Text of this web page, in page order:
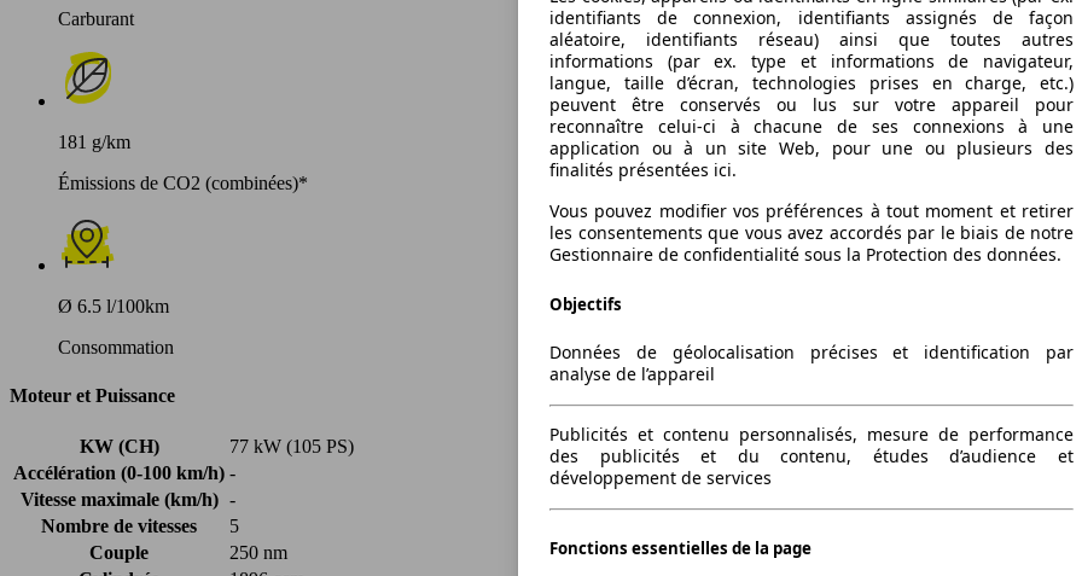
Carburant
181 g/km
Émissions de CO2 (combinées)*
Ø 6.5 l/100km
Consommation
Moteur et Puissance
KW (CH)
77 kW (105 PS)
Accélération (0-100 km/h) -
Vitesse maximale (km/h) -
Nombre de vitesses
5
Couple
250 nm
identifiants de connexion, identifiants assignés de façon
aléatoire, identifiants réseau) ainsi que toutes autres
informations (par ex. type et informations de navigateur,
langue, taille d’écran, technologies prises en charge, etc.)
peuvent être conservés ou lus sur votre appareil pour
reconnaître celui-ci à chacune de ses connexions à une
application ou à un site Web, pour une ou plusieurs des
finalités présentées ici.
Vous pouvez modifier vos préférences à tout moment et retirer
les consentements que vous avez accordés par le biais de notre
Gestionnaire de confidentialité sous la Protection des données.
Objectifs
Données de géolocalisation précises et identification par
analyse de l’appareil
Publicités et contenu personnalisés, mesure de performance
des publicités et du contenu, études d’audience et
développement de services
Fonctions essentielles de la page